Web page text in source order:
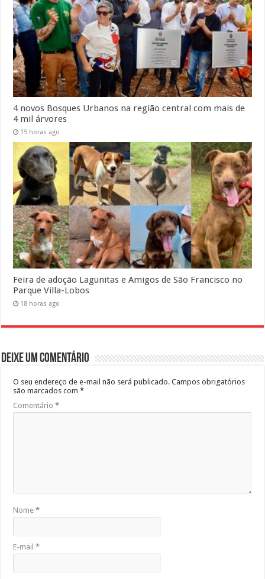
4 novos Bosques Urbanos na região central com mais de
4 mil árvores
15 horas ago
Feira de adoção Lagunitas e Amigos de São Francisco no
Parque Villa-Lobos
18 horas ago
Deixe um comentário
O seu endereço de e-mail não será publicado. Campos obrigatórios
são marcados com*
Comentário*
Nome*
E-mail*